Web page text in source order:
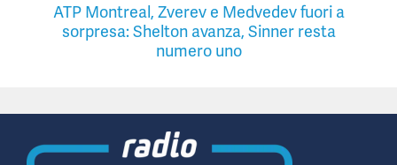
ATP Montreal, Zverev e Medvedev fuori a
sorpresa: Shelton avanza, Sinner resta
numero uno